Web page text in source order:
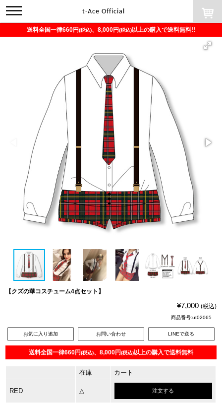
toggle
navigation
t-Ace Official
送料全国一律660円(税込)、8,000円(税込)以上の購入で送料無料!!
【クズの華コスチューム4点セット】
¥7,000 (税込)
商品番号:ut02065
お気に入り追加 お問い合わせ LINEで送る
送料全国一律660円(税込)、8,000円(税込)以上の購入で送料無料
在庫 カート
RED △ 注文する